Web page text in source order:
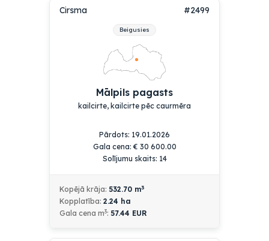
Cirsma #2499
Beigusies
Mālpils pagasts
kailcirte, kailcirte pēc caurmēra
Pārdots: 19.01.2026
Gala cena:€ 30 600.00
Solījumu skaits: 14
Kopējā krāja: 532.70 m3
Kopplatība: 2.24 ha
Gala cena m3: 57.44 EUR